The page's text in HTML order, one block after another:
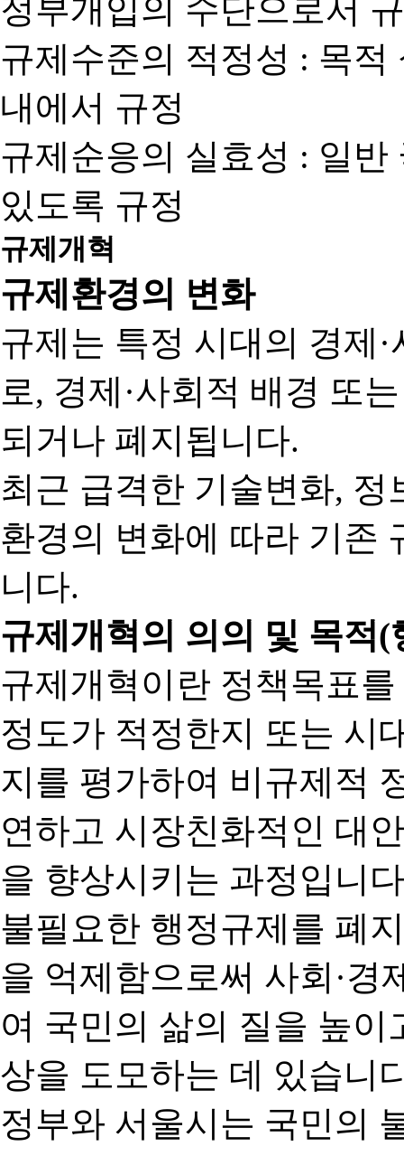
정부개입의 수단으로서
규제수준의 적정성 : 목
내에서 규정
규제순응의 실효성 : 일
있도록 규정
규제개혁
규제환경의 변화
규제는 특정 시대의 경제
로, 경제·사회적 배경 또
되거나 폐지됩니다.
최근 급격한 기술변화,
환경의 변화에 따라 기존
니다.
규제개혁의 의의 및 목적
규제개혁이란 정책목표
정도가 적정한지 또는 시
지를 평가하여 비규제적
연하고 시장친화적인 대
을 향상시키는 과정입니
불필요한 행정규제를 폐
을 억제함으로써 사회·경
여 국민의 삶의 질을 높
상을 도모하는 데 있습니
정부와 서울시는 국민의